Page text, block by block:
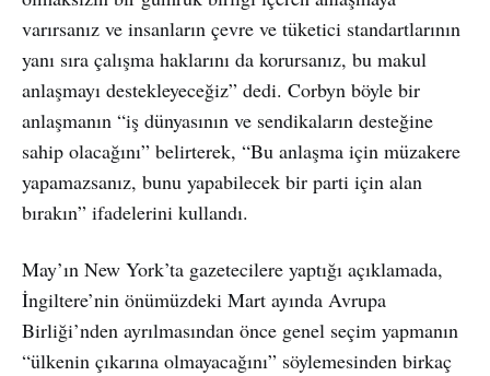
varırsanız ve insanların çevre ve tüketici standartlarının
yanı sıra çalışma haklarını da korursanız, bu makul
anlaşmayı destekleyeceğiz” dedi. Corbyn böyle bir
anlaşmanın “iş dünyasının ve sendikaların desteğine
sahip olacağını” belirterek, “Bu anlaşma için müzakere
yapamazsanız, bunu yapabilecek bir parti için alan
bırakın” ifadelerini kullandı.
May’ın New York’ta gazetecilere yaptığı açıklamada,
İngiltere’nin önümüzdeki Mart ayında Avrupa
Birliği’nden ayrılmasından önce genel seçim yapmanın
“ülkenin çıkarına olmayacağını” söylemesinden birkaç